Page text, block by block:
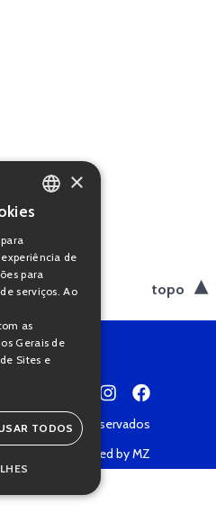
topo
os direitos reservados
Powered by MZ
PORTUGUESE
×
de
para
serviços. Ao
as
Gerais de
Sites e
TODOS